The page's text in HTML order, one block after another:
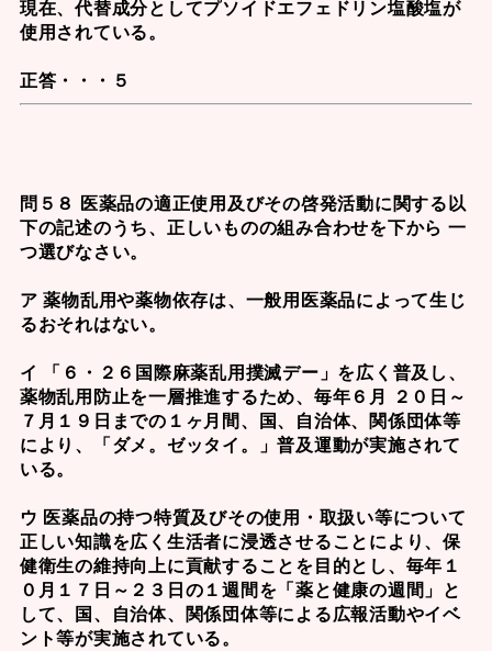
現在、代替成分としてプソイドエフェドリン塩酸塩が
使用されている。
正答・・・５
問５８ 医薬品の適正使用及びその啓発活動に関する以
下の記述のうち、正しいものの組み合わせを下から 一
つ選びなさい。
ア 薬物乱用や薬物依存は、一般用医薬品によって生じ
るおそれはない。
イ 「６・２６国際麻薬乱用撲滅デー」を広く普及し、
薬物乱用防止を一層推進するため、毎年６月 ２０日～
７月１９日までの１ヶ月間、国、自治体、関係団体等
により、「ダメ。ゼッタイ。」普及運動が実施されて
いる。
ウ 医薬品の持つ特質及びその使用・取扱い等について
正しい知識を広く生活者に浸透させることにより、保
健衛生の維持向上に貢献することを目的とし、毎年１
０月１７日～２３日の１週間を「薬と健康の週間」と
して、国、自治体、関係団体等による広報活動やイベ
ント等が実施されている。